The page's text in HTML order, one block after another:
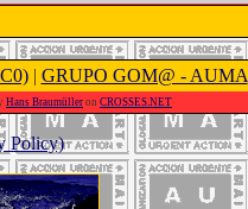
| GRUPO GOM@ - AUMA
Hans Braumüller on CROSSES.NET
Policy)